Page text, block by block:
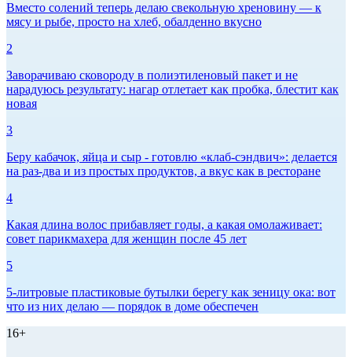
Вместо солений теперь делаю свекольную хреновину — к
мясу и рыбе, просто на хлеб, обалденно вкусно
2
Заворачиваю сковороду в полиэтиленовый пакет и не
нарадуюсь результату: нагар отлетает как пробка, блестит как
новая
3
Беру кабачок, яйца и сыр - готовлю «клаб-сэндвич»: делается
на раз-два и из простых продуктов, а вкус как в ресторане
4
Какая длина волос прибавляет годы, а какая омолаживает:
совет парикмахера для женщин после 45 лет
5
5-литровые пластиковые бутылки берегу как зеницу ока: вот
что из них делаю — порядок в доме обеспечен
16+